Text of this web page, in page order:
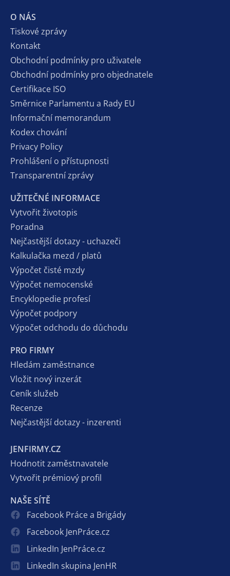
O NÁS
Tiskové zprávy
Kontakt
Obchodní podmínky pro uživatele
Obchodní podmínky pro objednatele
Certifikace ISO
Směrnice Parlamentu a Rady EU
Informační memorandum
Kodex chování
Privacy Policy
Prohlášení o přístupnosti
Transparentní zprávy
UŽITEČNÉ INFORMACE
Vytvořit životopis
Poradna
Nejčastější dotazy - uchazeči
Kalkulačka mezd / platů
Výpočet čisté mzdy
Výpočet nemocenské
Encyklopedie profesí
Výpočet podpory
Výpočet odchodu do důchodu
PRO FIRMY
Hledám zaměstnance
Vložit nový inzerát
Ceník služeb
Recenze
Nejčastější dotazy - inzerenti
JENFIRMY.CZ
Hodnotit zaměstnavatele
Vytvořit prémiový profil
NAŠE SÍTĚ
Facebook Práce a Brigády
Facebook JenPráce.cz
LinkedIn JenPráce.cz
LinkedIn skupina JenHR